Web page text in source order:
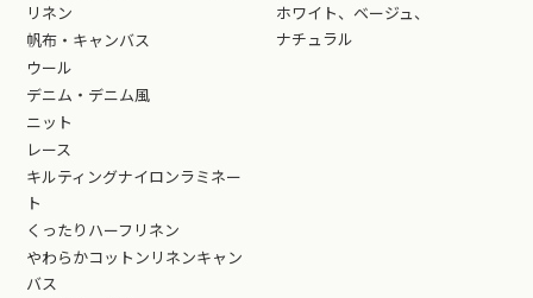
リネン
帆布・キャンバス
ウール
デニム・デニム風
ニット
レース
キルティングナイロンラミネー
ト
くったりハーフリネン
やわらかコットンリネンキャン
バス
ホワイト、ベージュ、
ナチュラル